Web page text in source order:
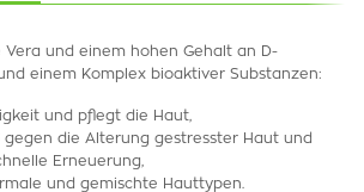
Vera und einem hohen Gehalt an D-
einem Komplex bioaktiver Substanzen:
und pflegt die Haut,
die Alterung gestresster Haut und
Erneuerung,
und gemischte Hauttypen.